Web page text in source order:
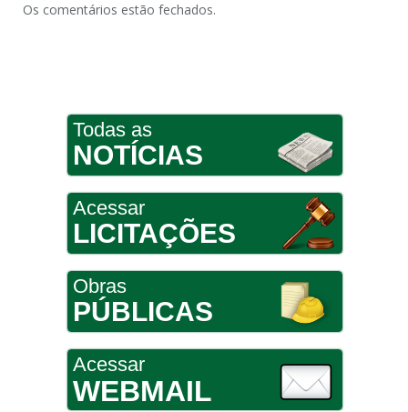
Os comentários estão fechados.
Todas as
NOTÍCIAS
Acessar
LICITAÇÕES
Obras
PÚBLICAS
Acessar
WEBMAIL